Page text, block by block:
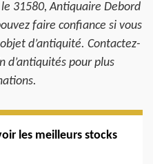
31580, Antiquaire Debord
faire confiance si vous
d’antiquité. Contactez-
d’antiquités pour plus
les meilleurs stocks